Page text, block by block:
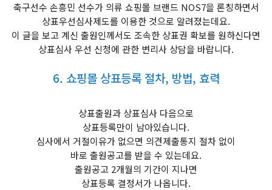
축구선수 손흥민 선수가 의류 쇼핑몰 브랜드 NOS7을 론칭하면서
상표우선심사제도를 이용한 것으로 알려졌는데요.
이 글을 보고 계신 출원인께서도 조속한 상표권 확보를 원하신다면
상표심사 우선 신청에 관한 변리사 상담을 바랍니다.
6. 쇼핑몰 상표등록 절차, 방법, 효력
상표출원과 상표심사 다음으로
상표등록만이 남아있습니다.
심사에서 거절이유가 없으면 의견제출통지 절차 없이
바로 출원공고를 받을 수 있는데요.
출원공고 2개월의 기간이 지나면
상표등록 결정서가 나옵니다.